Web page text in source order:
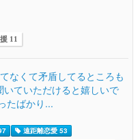
11
なくて矛盾してるところも
ていただけると嬉しいで
たばかり...
遠距離恋愛 53